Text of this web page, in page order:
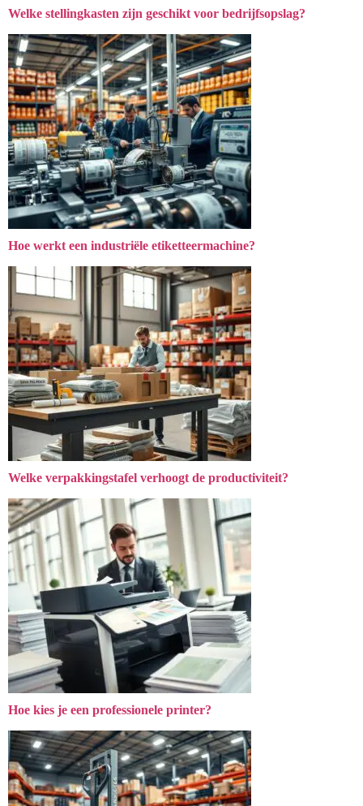
Welke stellingkasten zijn geschikt voor bedrijfsopslag?
Hoe werkt een industriële etiketteermachine?
Welke verpakkingstafel verhoogt de productiviteit?
Hoe kies je een professionele printer?